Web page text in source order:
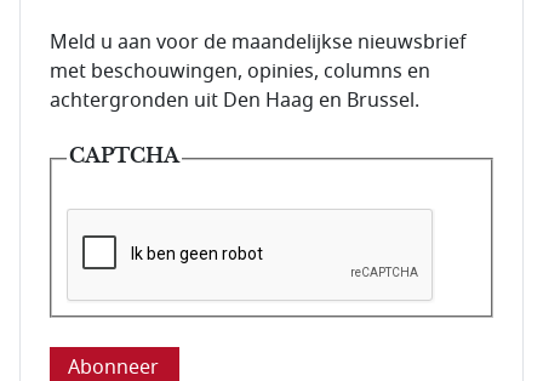
E-mailadres van de abonnee.
Meld u aan voor de maandelijkse nieuwsbrief
met beschouwingen, opinies, columns en
achtergronden uit Den Haag en Brussel.
CAPTCHA
Deze vraag is om te controleren dat u een mens